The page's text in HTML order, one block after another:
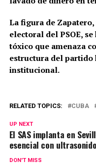
La figura de
electoral del PSOE,
tóxico que amenaza
estructura del partido
institucional.
RELATED TOPICS: CUBA
UP NEXT
El SAS implanta en
esencial con
DON'T MISS